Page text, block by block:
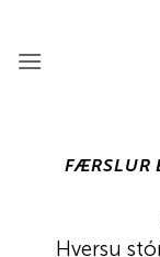
content
FÆRSLUR
Hversu